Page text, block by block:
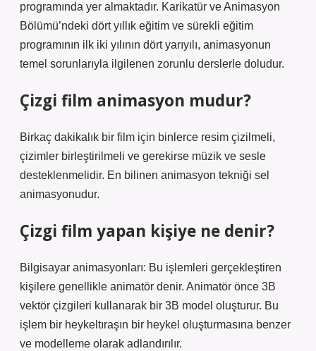
programında yer almaktadır. Karikatür ve Animasyon
Bölümü’ndeki dört yıllık eğitim ve sürekli eğitim
programının ilk iki yılının dört yarıyılı, animasyonun
temel sorunlarıyla ilgilenen zorunlu derslerle doludur.
Çizgi film animasyon mudur?
Birkaç dakikalık bir film için binlerce resim çizilmeli,
çizimler birleştirilmeli ve gerekirse müzik ve sesle
desteklenmelidir. En bilinen animasyon tekniği sel
animasyonudur.
Çizgi film yapan kişiye ne denir?
Bilgisayar animasyonları: Bu işlemleri gerçekleştiren
kişilere genellikle animatör denir. Animatör önce 3B
vektör çizgileri kullanarak bir 3B model oluşturur. Bu
işlem bir heykeltıraşın bir heykel oluşturmasına benzer
ve modelleme olarak adlandırılır.